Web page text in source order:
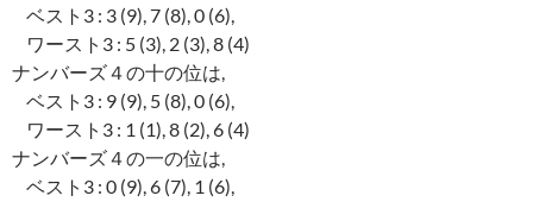
ベスト3 : 3 (9), 7 (8), 0 (6),
ワースト3 : 5 (3), 2 (3), 8 (4)
ナンバーズ４の十の位は,
ベスト3 : 9 (9), 5 (8), 0 (6),
ワースト3 : 1 (1), 8 (2), 6 (4)
ナンバーズ４の一の位は,
ベスト3 : 0 (9), 6 (7), 1 (6),